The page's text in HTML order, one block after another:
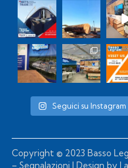
Seguici su Instagram
Copyright © 2023 Basso
– Segnalazioni | Design by I